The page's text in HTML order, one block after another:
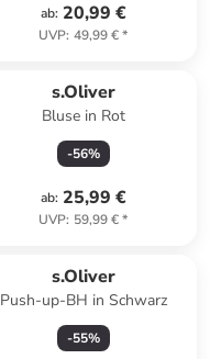
ab: 20,99 €
UVP: 49,99 €*
s.Oliver
Bluse in Rot
-56%
ab: 25,99 €
UVP: 59,99 €*
s.Oliver
Push-up-BH in Schwarz
-55%